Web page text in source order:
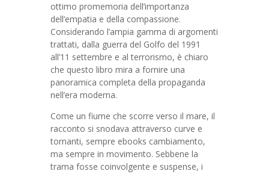
ottimo promemoria dell’importanza
dell’empatia e della compassione.
Considerando l’ampia gamma di argomenti
trattati, dalla guerra del Golfo del 1991
all’11 settembre e al terrorismo, è chiaro
che questo libro mira a fornire una
panoramica completa della propaganda
nell’era moderna.
Come un fiume che scorre verso il mare, il
racconto si snodava attraverso curve e
tornanti, sempre ebooks cambiamento,
ma sempre in movimento. Sebbene la
trama fosse coinvolgente e suspense, i